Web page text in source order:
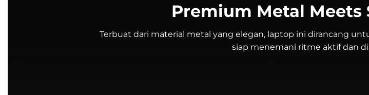
Premium Metal Meets
Terbuat dari material metal yang elegan, laptop ini dirancang
siap menemani ritme aktif dan